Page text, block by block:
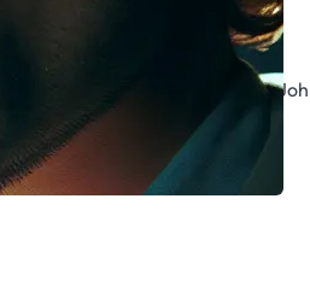
– og dermed også sjæl? I
Archer (John Travolta) og…